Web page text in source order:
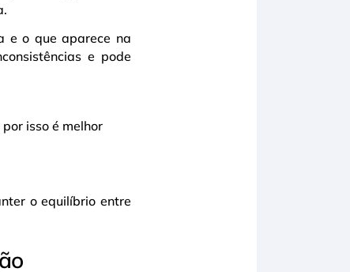
e o que aparece na
e pode
isso é melhor
o equilíbrio entre